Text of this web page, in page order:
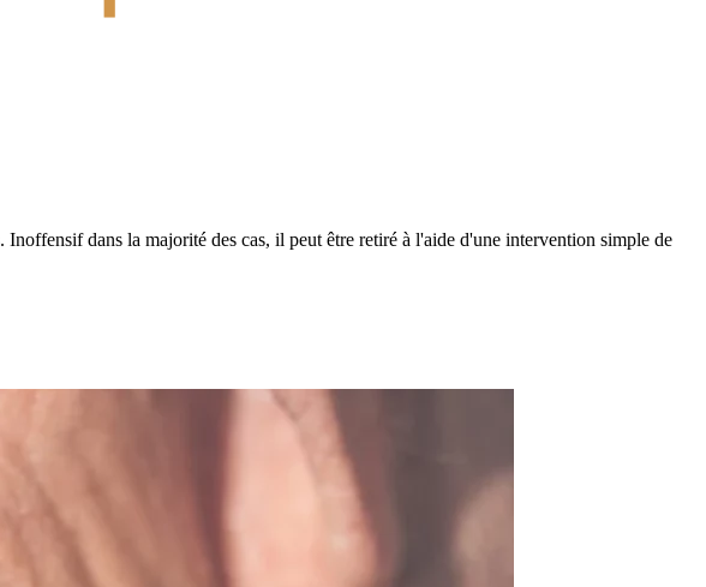
dans la majorité des cas, il peut être retiré à l'aide d'une intervention simple de